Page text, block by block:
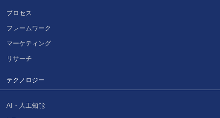
プロセス
フレームワーク
マーケティング
リサーチ
テクノロジー
AI・人工知能